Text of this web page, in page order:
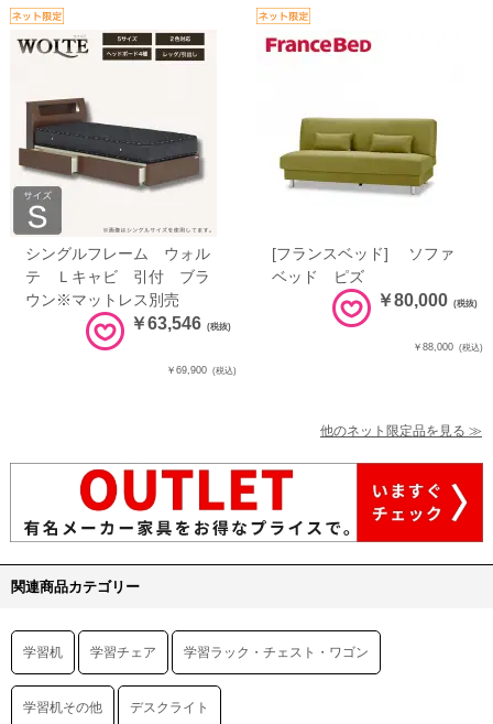
シングルフレーム ウォル
テ Ｌキャビ 引付 ブラ
ウン※マットレス別売
￥63,546 (税抜)
￥69,900 (税込)
[フランスベッド] ソファ
ベッド ピズ
￥80,000 (税抜)
￥88,000 (税込)
他のネット限定品を見る ≫
関連商品カテゴリー
学習机 学習チェア 学習ラック・チェスト・ワゴン
学習机その他 デスクライト